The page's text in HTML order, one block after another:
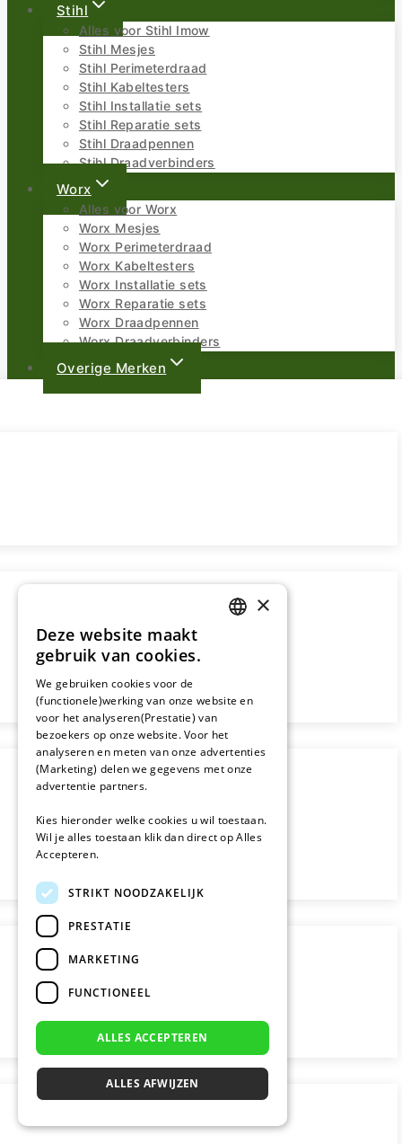
Stihl
Alles voor Stihl Imow
Stihl Mesjes
Stihl Perimeterdraad
Stihl Kabeltesters
Stihl Installatie sets
Stihl Reparatie sets
Stihl Draadpennen
Stihl Draadverbinders
Worx
Alles voor Worx
Worx Mesjes
Worx Perimeterdraad
Worx Kabeltesters
Worx Installatie sets
Worx Reparatie sets
Worx Draadpennen
Worx Draadverbinders
Overige Merken
GERMAN
×
Deze website maakt
gebruik van cookies.
We gebruiken cookies voor de
(functionele)werking van onze website en
voor het analyseren(Prestatie) van
bezoekers op onze website. Voor het
analyseren en meten van onze advertenties
(Marketing) delen we gegevens met onze
advertentie partners.
Kies hieronder welke cookies u wil toestaan.
Wil je alles toestaan klik dan direct op Alles
Accepteren.
STRIKT NOODZAKELIJK
PRESTATIE
MARKETING
FUNCTIONEEL
ALLES ACCEPTEREN
ALLES AFWIJZEN